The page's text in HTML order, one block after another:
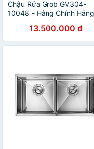
Chậu Rửa Grob GV304-
10048 - Hàng Chính Hãng
13.500.000 đ